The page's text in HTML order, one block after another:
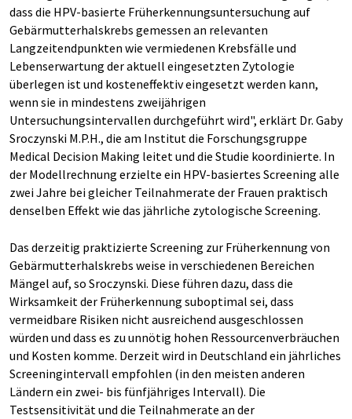
dass die HPV-basierte Früherkennungsuntersuchung auf
Gebärmutterhalskrebs gemessen an relevanten
Langzeitendpunkten wie vermiedenen Krebsfälle und
Lebenserwartung der aktuell eingesetzten Zytologie
überlegen ist und kosteneffektiv eingesetzt werden kann,
wenn sie in mindestens zweijährigen
Untersuchungsintervallen durchgeführt wird", erklärt Dr. Gaby
Sroczynski M.P.H., die am Institut die Forschungsgruppe
Medical Decision Making leitet und die Studie koordinierte. In
der Modellrechnung erzielte ein HPV-basiertes Screening alle
zwei Jahre bei gleicher Teilnahmerate der Frauen praktisch
denselben Effekt wie das jährliche zytologische Screening.
Das derzeitig praktizierte Screening zur Früherkennung von
Gebärmutterhalskrebs weise in verschiedenen Bereichen
Mängel auf, so Sroczynski. Diese führen dazu, dass die
Wirksamkeit der Früherkennung suboptimal sei, dass
vermeidbare Risiken nicht ausreichend ausgeschlossen
würden und dass es zu unnötig hohen Ressourcenverbräuchen
und Kosten komme. Derzeit wird in Deutschland ein jährliches
Screeningintervall empfohlen (in den meisten anderen
Ländern ein zwei- bis fünfjähriges Intervall). Die
Testsensitivität und die Teilnahmerate an der